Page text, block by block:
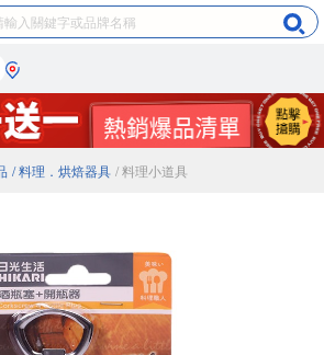
/ 料理．烘焙器具 / 料理小道具